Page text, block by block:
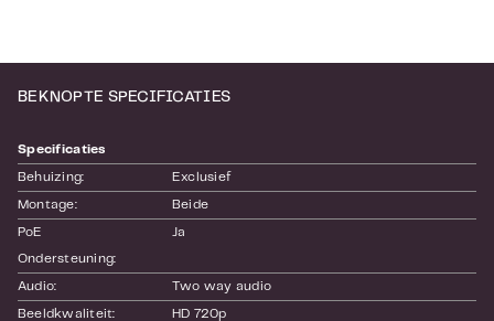
BEKNOPTE SPECIFICATIES
Specificaties
Behuizing: Exclusief
Montage: Beide
PoE
Ondersteuning:
Ja
Audio: Two way audio
Beeldkwaliteit: HD 720p